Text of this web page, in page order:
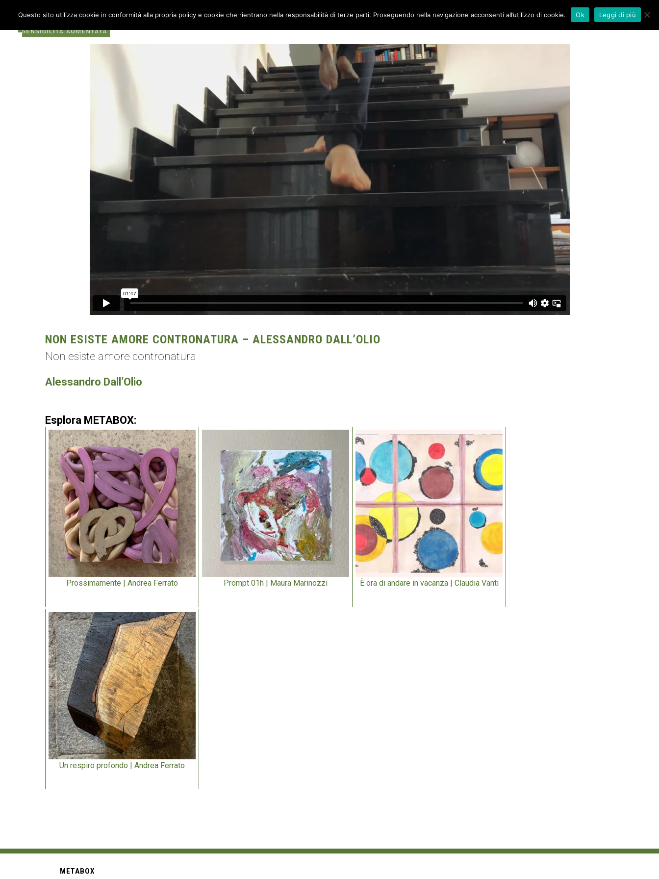
COS’È METABOX CANTIERE METABOX
NON ESISTE AMORE CONTRONATURA – ALESSANDRO DALL’OLIO
Non esiste amore contronatura
Alessandro Dall’Olio
Esplora METABOX:
Prossimamente | Andrea Ferrato Prompt 01h | Maura Marinozzi È ora di andare in vacanza | Claudia Vanti
Un respiro profondo | Andrea Ferrato
METABOX
Questo sito utilizza cookie in conformità alla propria policy e cookie che rientrano nella responsabilità di terze parti. Proseguendo nella navigazione acconsenti all’utilizzo di cookie. Ok Leggi di più